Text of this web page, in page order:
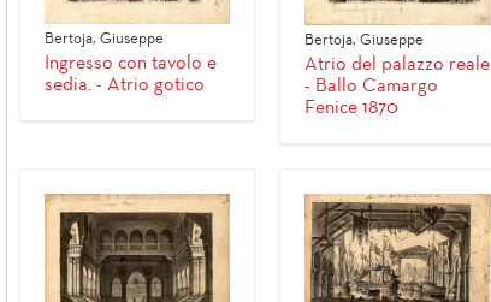
Bertoja, Giuseppe
Ingresso con tavolo e
sedia. - Atrio gotico
Bertoja, Giuseppe
Atrio del palazzo reale
- Ballo Camargo
Fenice 1870